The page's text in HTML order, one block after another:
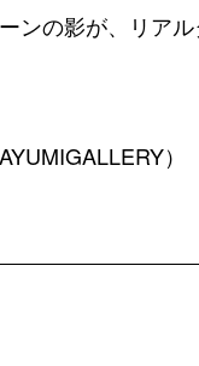
の影が、リアル
）